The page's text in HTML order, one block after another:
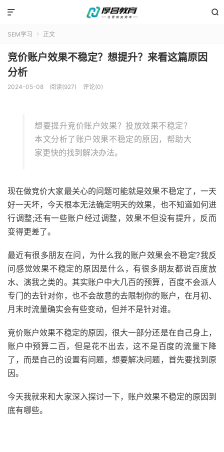


SEM学习  正文
竞价账户效果不稳定？想提升？来看这篇原因
分析
2024-05-08 阅读(927) 评论(0)
想要提升竞价账户效果？投放效果不稳定？
本文分析了账户效果不稳定的原因，帮助大
家更快的找到解决办法。
现在做竞价大家最关心的问题可能就是效果不稳定了，一天
好一天坏，今天根本无法确定明天的效果，也不知道如何进
行调整;还有一些账户经过调整，效果不但没有提升，反而
变得更差了。
最近有很多朋友在问，为什么我的账户效果会不稳定?我反
问感觉效果不稳定的原因是什么，有很多朋友都说百度放
水、演我之类的。其实账户中大几百的预算，百度不会派人
专门的去针对你，也不会故意的去限制你的账户，在月初、
月末时流量确实会有些变动，但并不是针对谁。
竞价账户效果不稳定的原因，很大一部分还是在自己身上，
账户中预算二百，但是花不出去，这不是百度的流量下降
了，而是自己的设置有问题，想要解决问题，首先要找到原
因。
今天我就来和大家深入探讨一下，账户效果不稳定的原因到
底有哪些。